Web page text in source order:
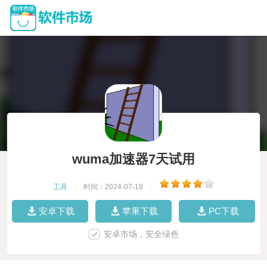
wuma加速器7天试用
工具 时间：2024-07-19
安卓下载 苹果下载 PC下载
安卓市场，安全绿色